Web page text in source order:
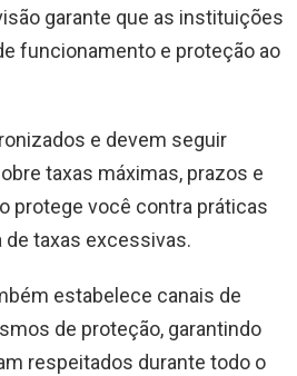
garante que as instituições
funcionamento e proteção ao
e devem seguir
taxas máximas, prazos e
protege você contra práticas
de taxas excessivas.
estabelece canais de
de proteção, garantindo
respeitados durante todo o